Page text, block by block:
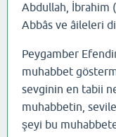
Abdullah, İbrahim
Abbâs ve âileleri
Peygamber
muhabbet
sevginin en tabii
muhabbetin,
şeyi bu